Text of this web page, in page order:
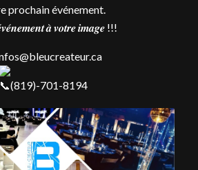
prochain événement.
𝒂̀ 𝒗𝒐𝒕𝒓𝒆 𝒊𝒎𝒂𝒈𝒆 !!!
(819)-701-8194